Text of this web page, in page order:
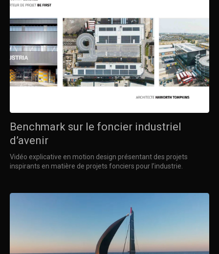
Benchmark sur le foncier industriel
d’avenir
Vidéo explicative en motion design présentant des projets
inspirants en matière de projets fonciers pour l’industrie.